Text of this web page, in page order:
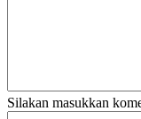
Silakan masukkan